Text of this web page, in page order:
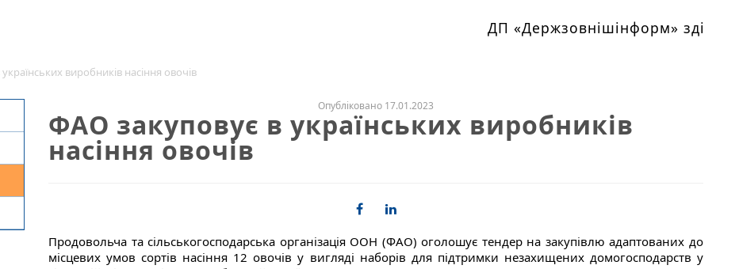
ДП «Держзовнішінформ»
виробників насіння овочів
Опубліковано 17.01.2023
ФАО закуповує в українських виробників
насіння овочів
Продовольча та сільськогосподарська організація ООН (ФАО) оголошує тендер на закупівлю адаптованих до
місцевих умов сортів насіння 12 овочів у вигляді наборів для підтримки незахищених домогосподарств у